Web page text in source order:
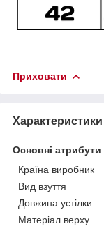
Приховати
Характеристики
Основні атрибути
Країна виробник
Вид взуття
Довжина устілки
Матеріал верху